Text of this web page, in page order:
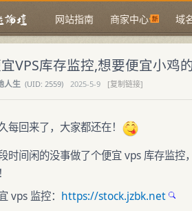
网站指南 商家中心 域
VPS库存监控,想要便宜小鸡
人生 (UID: 2559) 2025-5-9
[复制链接]
每回来了，大家都还在！
时间闲的没事做了个便宜 vps 库存监
vps 监控： https://stock.jzbk.net